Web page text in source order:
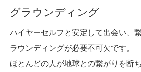
グラウンディング
ハイヤーセルフと安定して出会い、
ラウンディングが必要不可欠です。
ほとんどの人が地球との繋がりを断